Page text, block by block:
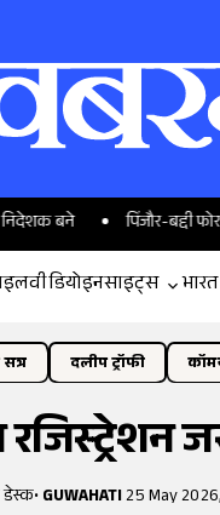
पिंजौर-बद्दी फोरलेन को
वीडियोइनसाइट्स भारत
दलीप ट्रॉफी
डेस्क•GUWAHATI25 May